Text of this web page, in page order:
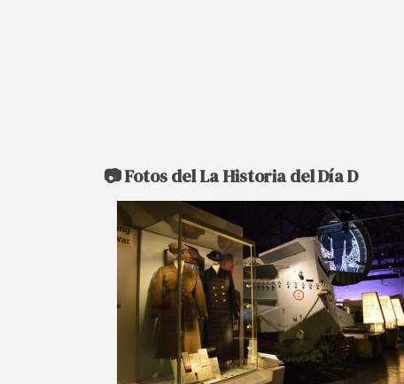
📷 Fotos del La Historia del Día D